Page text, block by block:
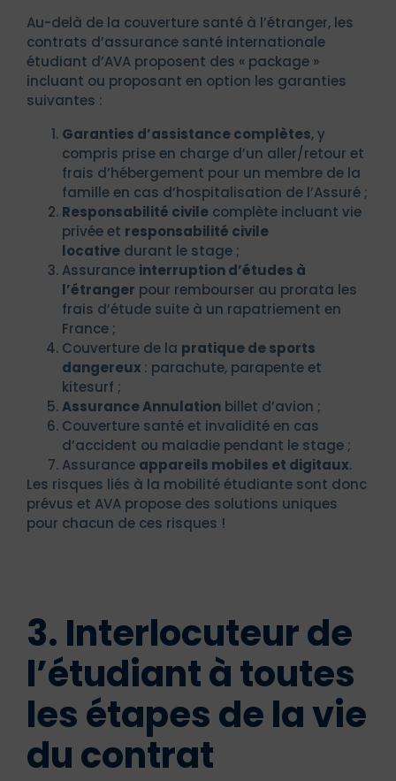
Au-delà de la couverture santé à l’étranger, les
contrats d’assurance santé internationale
étudiant d’AVA proposent des « package »
incluant ou proposant en option les garanties
suivantes :
Garanties d’assistance complètes, y
compris prise en charge d’un aller/retour et
frais d’hébergement pour un membre de la
famille en cas d’hospitalisation de l’Assuré ;
Responsabilité civile complète incluant vie
privée et responsabilité civile
locative durant le stage ;
Assurance interruption d’études à
l’étranger pour rembourser au prorata les
frais d’étude suite à un rapatriement en
France ;
Couverture de la pratique de sports
dangereux: parachute, parapente et
kitesurf ;
Assurance Annulation billet d’avion ;
Couverture santé et invalidité en cas
d’accident ou maladie pendant le stage ;
Assurance appareils mobiles et digitaux.
Les risques liés à la mobilité étudiante sont donc
prévus et AVA propose des solutions uniques
pour chacun de ces risques !
3. Interlocuteur de
l’étudiant à toutes
les étapes de la vie
du contrat